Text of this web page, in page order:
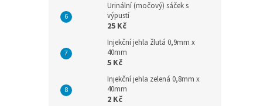
Urinální (močový) sáček s
výpustí
25 Kč
Injekční jehla žlutá 0,9mm x
40mm
5 Kč
Injekční jehla zelená 0,8mm x
40mm
2 Kč